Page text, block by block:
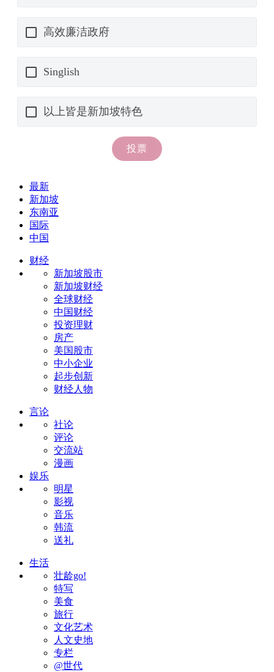
最新
新加坡
东南亚
国际
中国
财经
新加坡股市
新加坡财经
全球财经
中国财经
投资理财
房产
美国股市
中小企业
起步创新
财经人物
言论
社论
评论
交流站
漫画
娱乐
明星
影视
音乐
韩流
送礼
生活
壮龄go!
特写
美食
旅行
文化艺术
人文史地
专栏
@世代